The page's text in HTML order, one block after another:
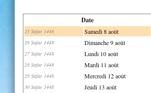
Date
25 Safar 1448 Samedi 8 août
26 Safar 1448 Dimanche 9 août
27 Safar 1448 Lundi 10 août
28 Safar 1448 Mardi 11 août
29 Safar 1448 Mercredi 12 août
30 Safar 1448 Jeudi 13 août